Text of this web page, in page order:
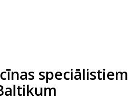
speciālistiem